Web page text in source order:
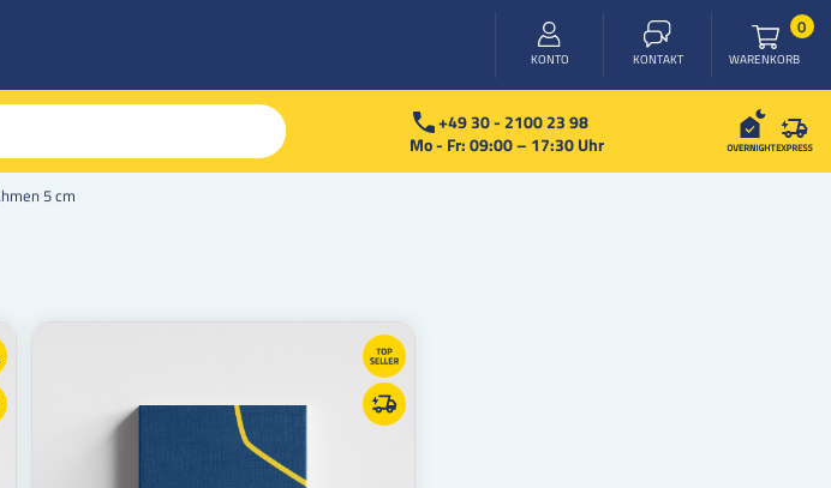
KONTO KONTAKT WARENKORB
0
+49 30 - 2100 23 98
Mo - Fr: 09:00 – 17:30 Uhr
5 cm